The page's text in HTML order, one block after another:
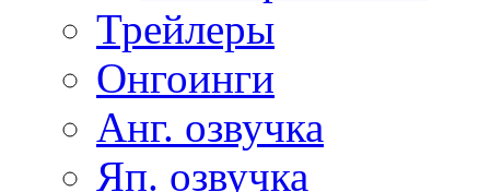
Трейлеры
Онгоинги
Анг. озвучка
Яп. озвучка